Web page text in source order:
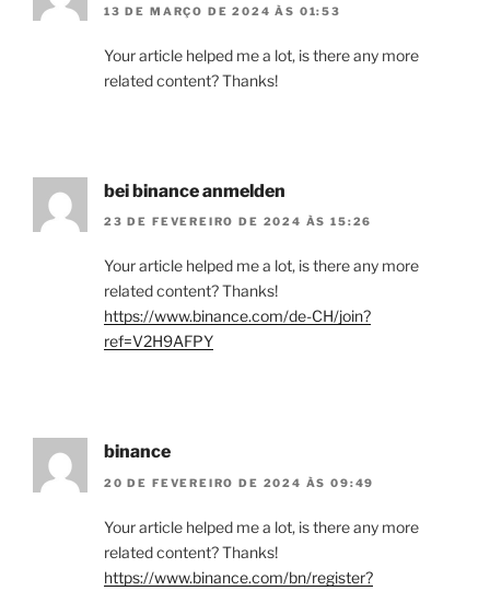
13 DE MARÇO DE 2024 ÀS 01:53
Your article helped me a lot, is there any more
related content? Thanks!
bei binance anmelden
23 DE FEVEREIRO DE 2024 ÀS 15:26
Your article helped me a lot, is there any more
related content? Thanks!
https://www.binance.com/de-CH/join?
ref=V2H9AFPY
binance
20 DE FEVEREIRO DE 2024 ÀS 09:49
Your article helped me a lot, is there any more
related content? Thanks!
https://www.binance.com/bn/register?